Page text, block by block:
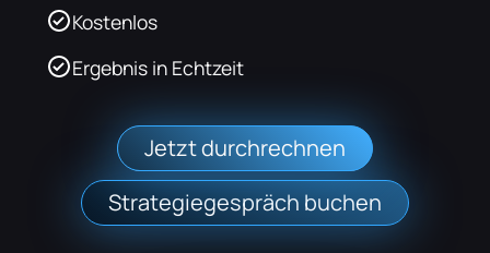
Kostenlos
Ergebnis in Echtzeit
Jetzt durchrechnen
Strategiegespräch buchen